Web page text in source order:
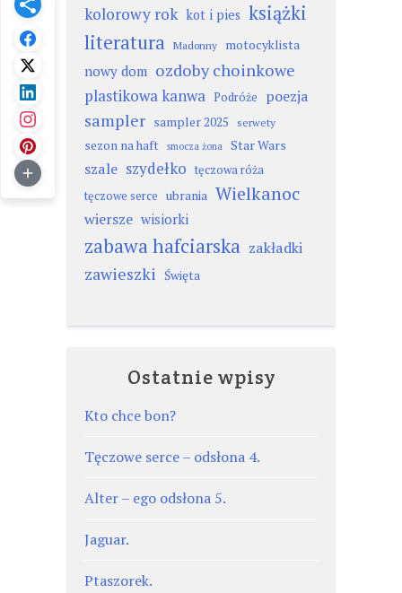
kolorowy rok kot i pies książki
literatura Madonny motocyklista
nowy dom ozdoby choinkowe
plastikowa kanwa Podróże poezja
sampler sampler 2025 serwety
sezon na haft smocza żona Star Wars
szale szydełko tęczowa róża
tęczowe serce ubrania Wielkanoc
wiersze wisiorki
zabawa hafciarska zakładki
zawieszki Święta
Ostatnie wpisy
Kto chce bon?
Tęczowe serce – odsłona 4.
Alter – ego odsłona 5.
Jaguar.
Ptaszorek.